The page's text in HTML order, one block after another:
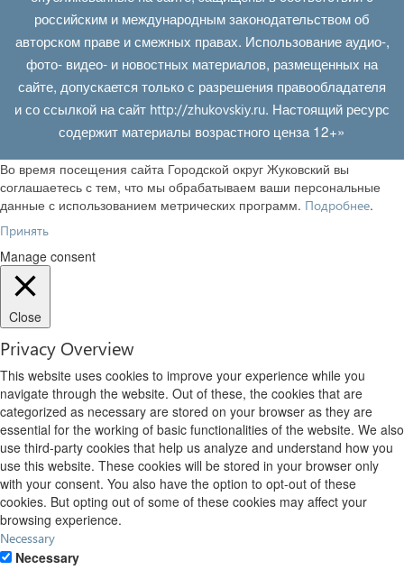
российским и международным законодательством об
авторском праве и смежных правах. Использование аудио-,
фото- видео- и новостных материалов, размещенных на
сайте, допускается только с разрешения правообладателя
и со ссылкой на сайт http://zhukovskiy.ru. Настоящий ресурс
содержит материалы возрастного ценза 12+»
Во время посещения сайта Городской округ Жуковский вы
соглашаетесь с тем, что мы обрабатываем ваши персональные
данные с использованием метрических программ. Подробнее.
Принять
Manage consent
Close
Privacy Overview
This website uses cookies to improve your experience while you
navigate through the website. Out of these, the cookies that are
categorized as necessary are stored on your browser as they are
essential for the working of basic functionalities of the website. We also
use third-party cookies that help us analyze and understand how you
use this website. These cookies will be stored in your browser only
with your consent. You also have the option to opt-out of these
cookies. But opting out of some of these cookies may affect your
browsing experience.
Necessary
Necessary